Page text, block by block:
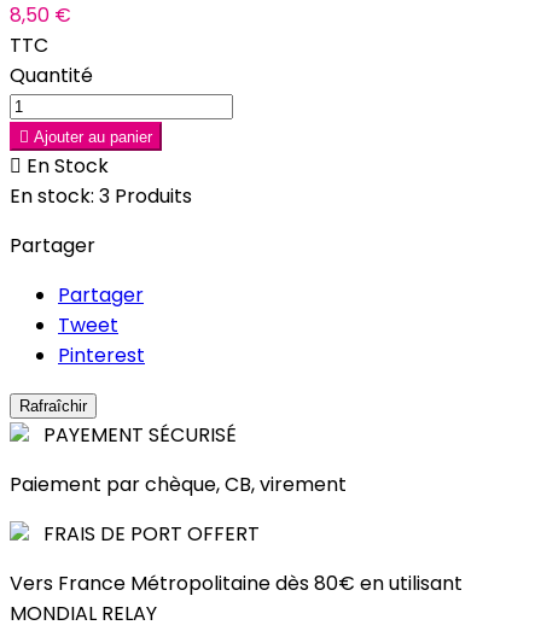
8,50 €
TTC
Quantité
 Ajouter au panier
 En Stock
En stock: 3 Produits
Partager
Partager
Tweet
Pinterest
PAYEMENT SÉCURISÉ
Paiement par chèque, CB, virement
FRAIS DE PORT OFFERT
Vers France Métropolitaine dès 80€ en utilisant
MONDIAL RELAY